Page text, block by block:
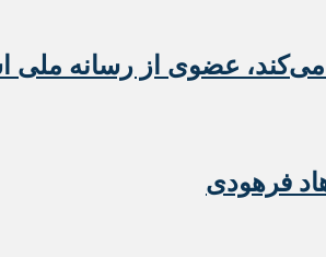
می‌کند، عضوی از رسانه
فرهودی